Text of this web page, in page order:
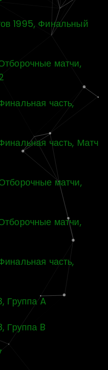
1995, Финальный
матчи,
часть,
часть, Матч
матчи,
матчи,
часть,
Группа A
Группа B